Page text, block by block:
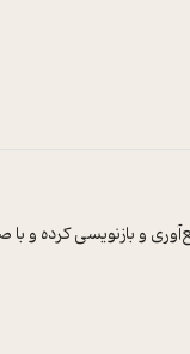
و بازنویسی کرده و با